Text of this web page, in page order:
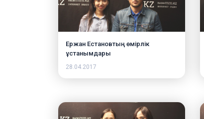
Ержан Естановтың өмірлік
ұстанымдары
28.04.2017